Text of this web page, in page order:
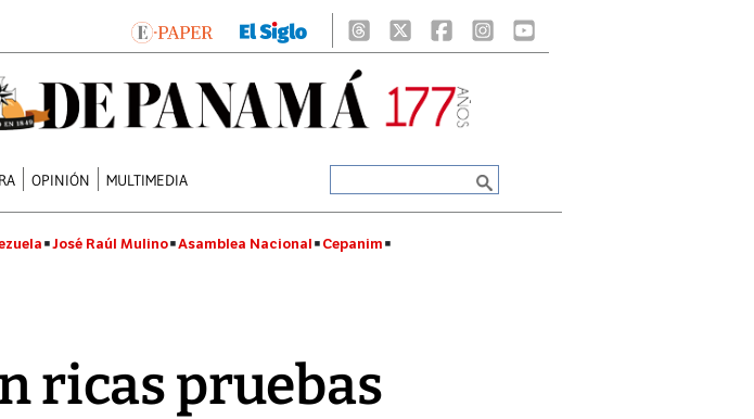
OPINIÓN MULTIMEDIA
José Raúl Mulino Asamblea Nacional Cepanim
ricas pruebas